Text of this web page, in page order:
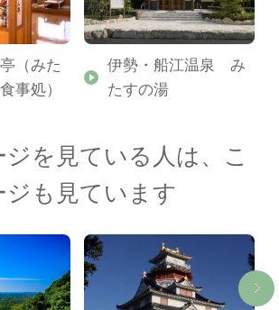
（みた
事処）
伊勢・船江温泉 み
たすの湯
ジを見ている人は、こ
ジも見ています